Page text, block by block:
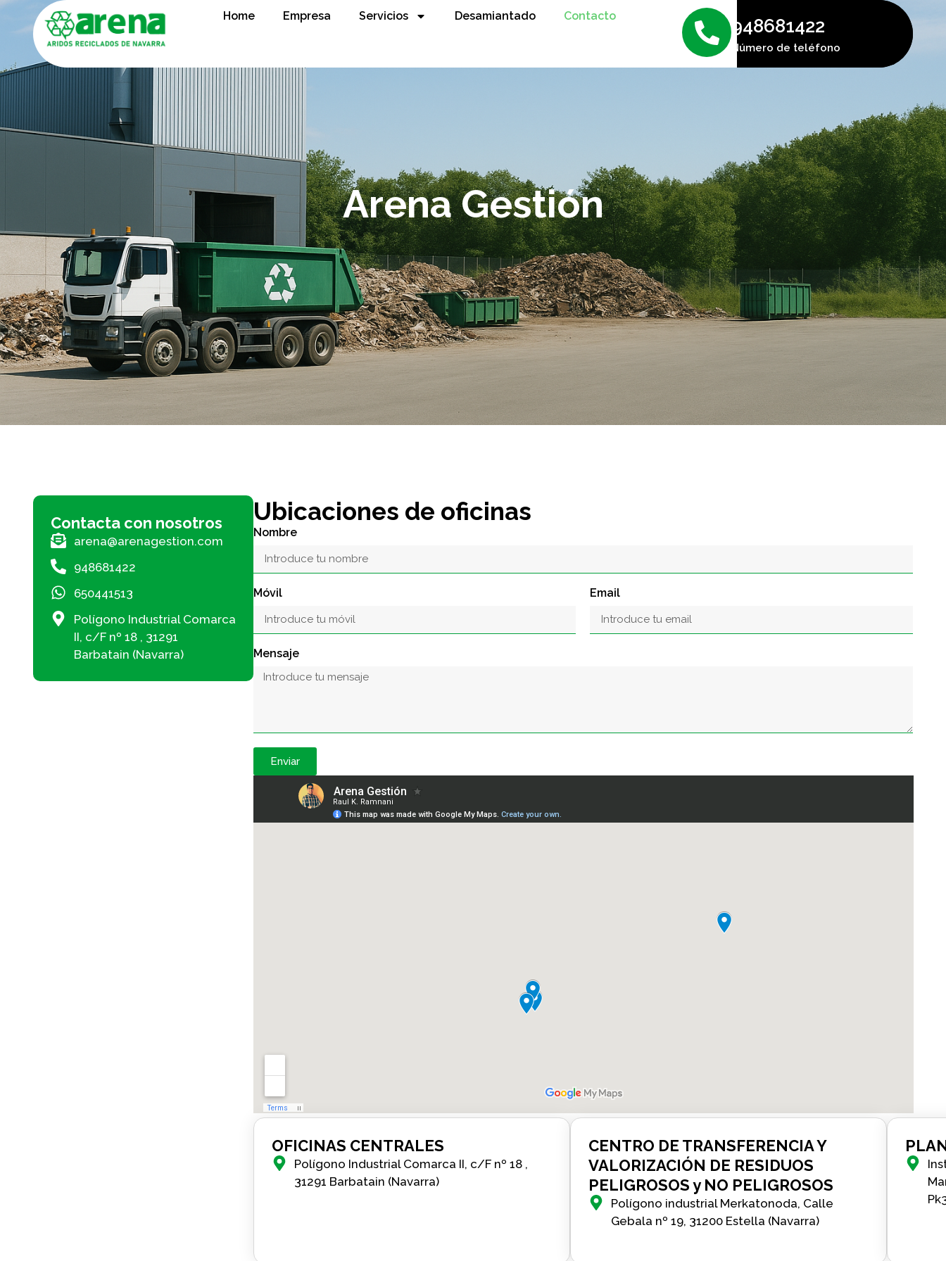
Home Empresa Servicios Desamiantado Contacto 948681422
Número de teléfono
Arena Gestión
Contacta con nosotros
arena@arenagestion.com
948681422
650441513
Polígono Industrial Comarca
II, c/F nº 18 , 31291
Barbatain (Navarra)
Ubicaciones de oficinas
Nombre
Móvil Email
Mensaje
Enviar
OFICINAS CENTRALES
Polígono Industrial Comarca II, c/F nº 18 ,
31291 Barbatain (Navarra)
CENTRO DE TRANSFERENCIA Y
VALORIZACIÓN DE RESIDUOS
PELIGROSOS y NO PELIGROSOS
Polígono industrial Merkatonoda, Calle
Gebala nº 19, 31200 Estella (Navarra)